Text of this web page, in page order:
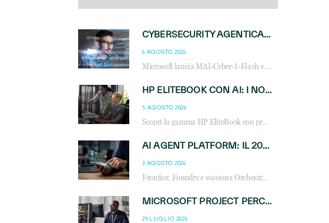
CYBERSECURITY AGENTICA: CON PERCEPTION E MAI-CYBER-1-FLASH MICROSOFT APRE NUOVI SERVIZI PER IL CANALE
6 AGOSTO 2026
Microsoft lancia MAI-Cyber-1-Flash e Perception: cybersecurity agentica in preview dal 3 novembre. Cosa cambia per MSP, system integrator e reseller.
HP ELITEBOOK CON AI: I NOTEBOOK BUSINESS INTELLIGENTI CHE TRASFORMANO PRODUTTIVITÀ, SICUREZZA E LAVORO IBRIDO
5 AGOSTO 2026
Scopri la gamma HP EliteBook con processori Intel® Core™ Ultra e AMD Ryzen™ AI. Notebook business progettati per aumentare la produttività, migliorare la collaborazione e garantire sicurezza avanzata in ufficio e in mobilità.
AI AGENT PLATFORM: IL 2026 È L’ANNO DEL «SISTEMA OPERATIVO» PER GLI AGENTI AZIENDALI
3 AGOSTO 2026
Frontier, Foundry e watsonx Orchestrate: la guerra delle piattaforme AI agent ridisegna il mercato IT. Cosa cambia per reseller, MSP e system integrator.
MICROSOFT PROJECT PERCEPTION: COME GLI AGENTI AI CAMBIERANNO SOC, CYBERSECURITY E SERVIZI MSP
29 LUGLIO 2026